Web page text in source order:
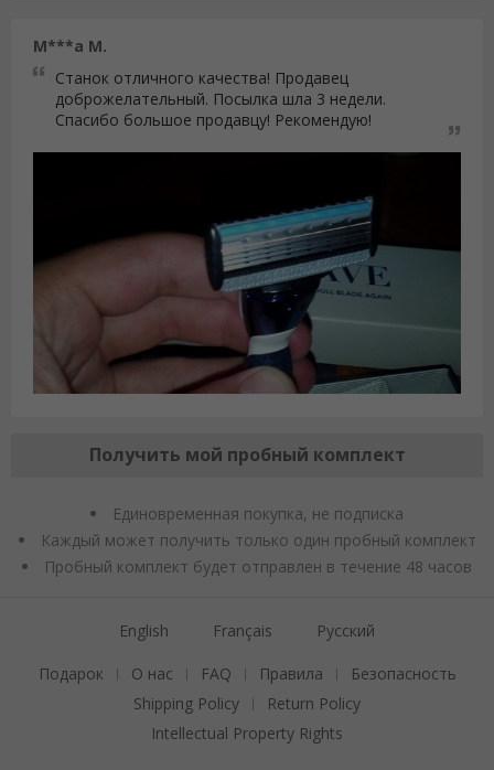
M***a M.
Станок отличного качества! Продавец
доброжелательный. Посылка шла 3 недели.
Спасибо большое продавцу! Рекомендую!
Получить мой пробный комплект
Единовременная покупка, не подписка
Каждый может получить только один пробный комплект
Пробный комплект будет отправлен в течение 48 часов
English Français Русский
Подарок | О нас | FAQ | Правила |
Безопасность
Shipping Policy
|
Return Policy
Intellectual Property Rights